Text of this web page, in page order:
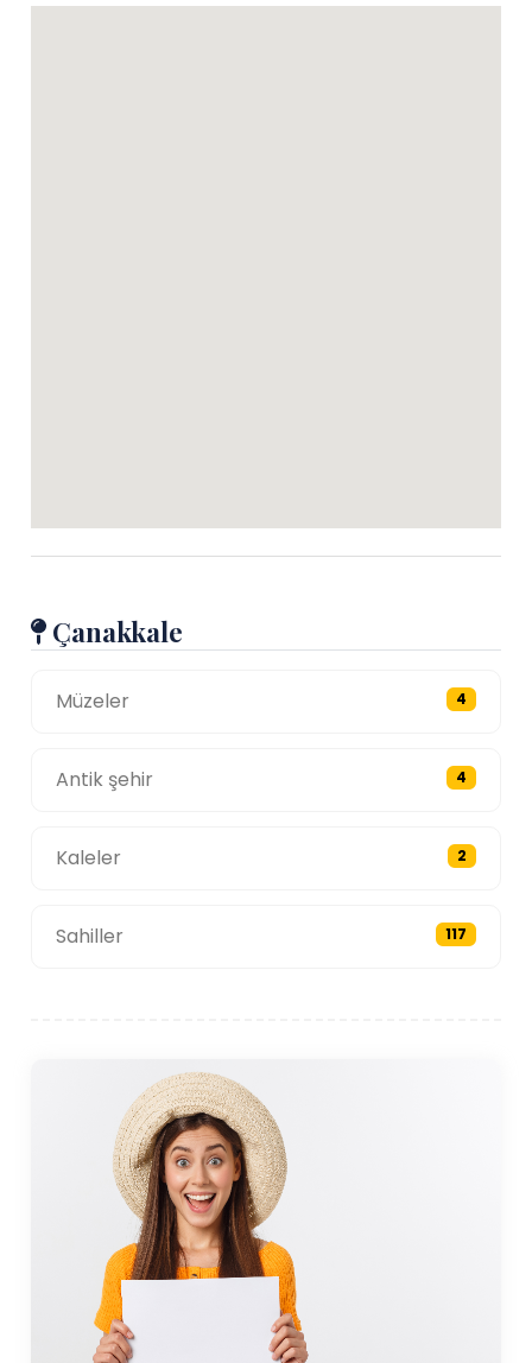
Çanakkale
Müzeler 4
Antik şehir 4
Kaleler 2
Sahiller 117